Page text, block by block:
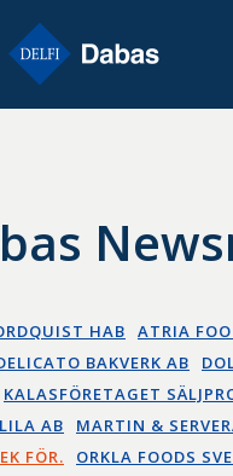
HAB ATRIA
BAKVERK AB
KALASFÖRETAGET
AB MARTIN &
FÖR. ORKLA FOODS